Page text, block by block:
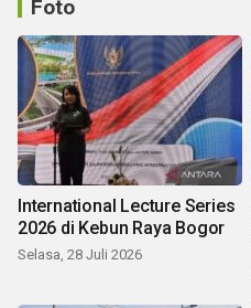
Foto
International Lecture Series
2026 di Kebun Raya Bogor
Selasa, 28 Juli 2026